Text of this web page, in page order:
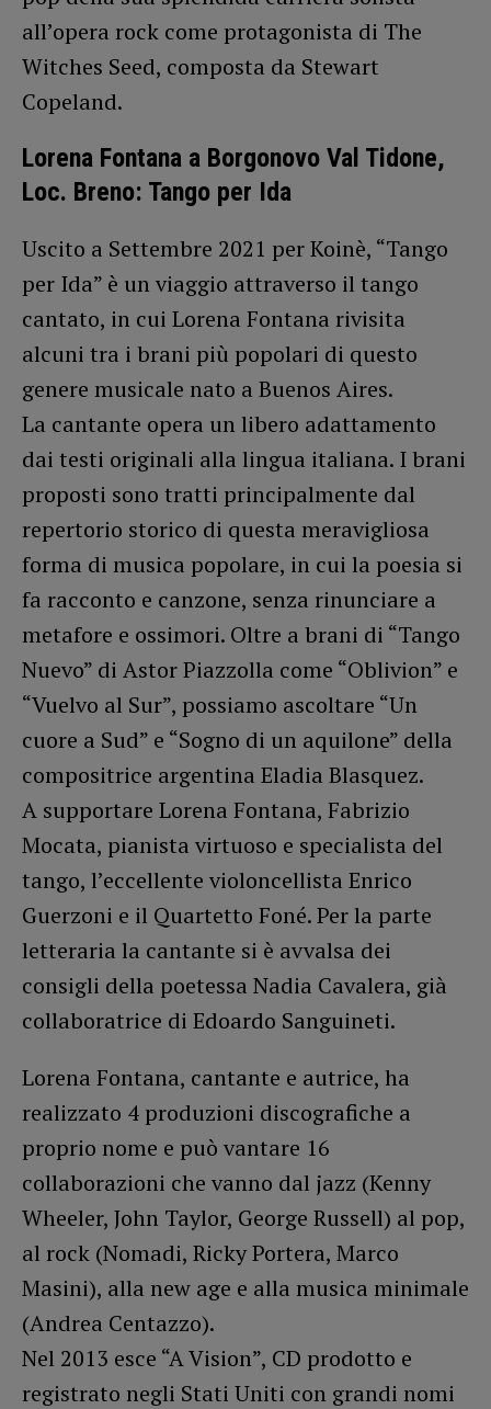
all’opera rock come protagonista di The
Witches Seed, composta da Stewart
Copeland.
Lorena Fontana a Borgonovo Val Tidone,
Loc. Breno: Tango per Ida
Uscito a Settembre 2021 per Koinè, “Tango
per Ida” è un viaggio attraverso il tango
cantato, in cui Lorena Fontana rivisita
alcuni tra i brani più popolari di questo
genere musicale nato a Buenos Aires.
La cantante opera un libero adattamento
dai testi originali alla lingua italiana. I brani
proposti sono tratti principalmente dal
repertorio storico di questa meravigliosa
forma di musica popolare, in cui la poesia si
fa racconto e canzone, senza rinunciare a
metafore e ossimori. Oltre a brani di “Tango
Nuevo” di Astor Piazzolla come “Oblivion” e
“Vuelvo al Sur”, possiamo ascoltare “Un
cuore a Sud” e “Sogno di un aquilone” della
compositrice argentina Eladia Blasquez.
A supportare Lorena Fontana, Fabrizio
Mocata, pianista virtuoso e specialista del
tango, l’eccellente violoncellista Enrico
Guerzoni e il Quartetto Foné. Per la parte
letteraria la cantante si è avvalsa dei
consigli della poetessa Nadia Cavalera, già
collaboratrice di Edoardo Sanguineti.
Lorena Fontana, cantante e autrice, ha
realizzato 4 produzioni discografiche a
proprio nome e può vantare 16
collaborazioni che vanno dal jazz (Kenny
Wheeler, John Taylor, George Russell) al pop,
al rock (Nomadi, Ricky Portera, Marco
Masini), alla new age e alla musica minimale
(Andrea Centazzo).
Nel 2013 esce “A Vision”, CD prodotto e
registrato negli Stati Uniti con grandi nomi